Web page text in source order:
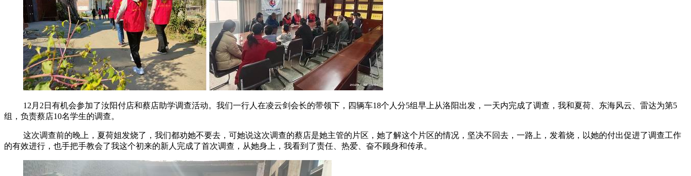
12月 2 日有机会参加了汝阳付店和蔡店助学调查活动。我们一行人在凌云剑会长的带领下，四辆车18个人分5组早上从洛阳出发，一天内完成了调查，我和夏荷、东海风云、雷达为第5
组，负责蔡店10名学生的调查。
这次调查前的晚上，夏荷姐发烧了，我们都劝她不要去，可她说这次调查的蔡店是她主管的片区，她了解这个片区的情况，坚决不回去，一路上，发着烧，以她的付出促进了调查工作
的有效进行，也手把手教会了我这个初来的新人完成了首次调查，从她身上，我看到了责任、热爱、奋不顾身和传承。